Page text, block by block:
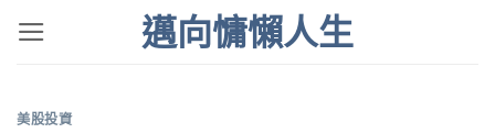
邁向慵懶人生
美股投資